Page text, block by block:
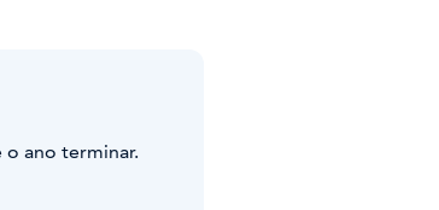
ano terminar.